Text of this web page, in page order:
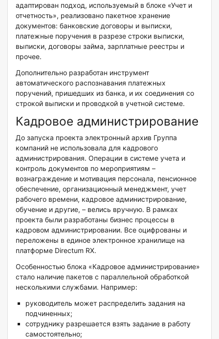
адаптирован подход, используемый в блоке «Учет и
отчетность», реализовано пакетное хранение
документов: банковские договоры и выписки,
платежные поручения в разрезе строки выписки,
выписки, договоры займа, зарплатные реестры и
прочее.
Дополнительно разработан инструмент
автоматического распознавания платежных
поручений, пришедших из банка, и их соединения со
строкой выписки и проводкой в учетной системе.
Кадровое администрирование
До запуска проекта электронный архив Группа
компаний не использовала для кадрового
администрирования. Операции в системе учета и
контроль документов по мероприятиям –
вознаграждение и мотивация персонала, пенсионное
обеспечение, организационный менеджмент, учет
рабочего времени, кадровое администрирование,
обучение и другие, – велись вручную. В рамках
проекта были разработаны бизнес процессы в
кадровом администрировании. Все оцифрованы и
переложены в единое электронное хранилище на
платформе Directum RX.
Особенностью блока «Кадровое администрирование»
стало наличие пакетов с параллельной обработкой
несколькими службами. Например:
руководитель может распределить задания на
подчиненных;
сотруднику разрешается взять задание в работу
самостоятельно;